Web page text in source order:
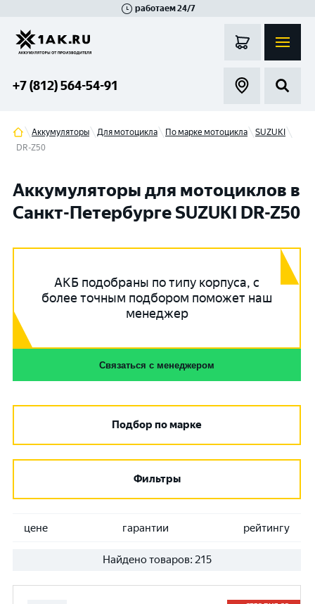
работаем 24/7
+7 (812) 564-54-91
Аккумуляторы Для мотоцикла По марке мотоцикла
SUZUKI
DR-Z50
Аккумуляторы для мотоциклов в
Санкт-Петербурге SUZUKI DR-Z50
АКБ подобраны по типу корпуса, с
более точным подбором поможет наш
менеджер
Связаться с менеджером
Подбор по марке
Фильтры
цене гарантии рейтингу
Найдено товаров: 215
Гатчина